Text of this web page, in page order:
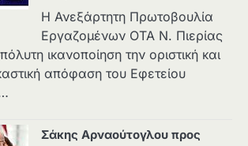
Η Ανεξάρτητη Πρωτοβουλία
Εργαζομένων ΟΤΑ Ν. Πιερίας
ικανοποίηση την οριστική και
απόφαση του Εφετείου
Σάκης Αρναούτογλου προς